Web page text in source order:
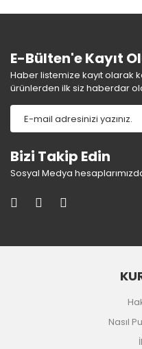
E-Bülten'e Kayıt
Haber listemize kayıt olarak
ürünlerden ilk siz haberdar
Bizi Takip Edin
Sosyal Medya
Nasıl